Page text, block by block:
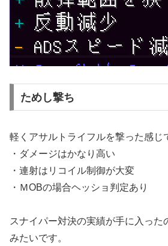
ためし撃ち
軽くアサルトライフルを撃った感じ
・ダメージはかなり高い
・連射はリコイル制御が大変
・ＭOBの場合ヘッショ判定あり
スナイパー対決の実績が手に入った
みたいです。